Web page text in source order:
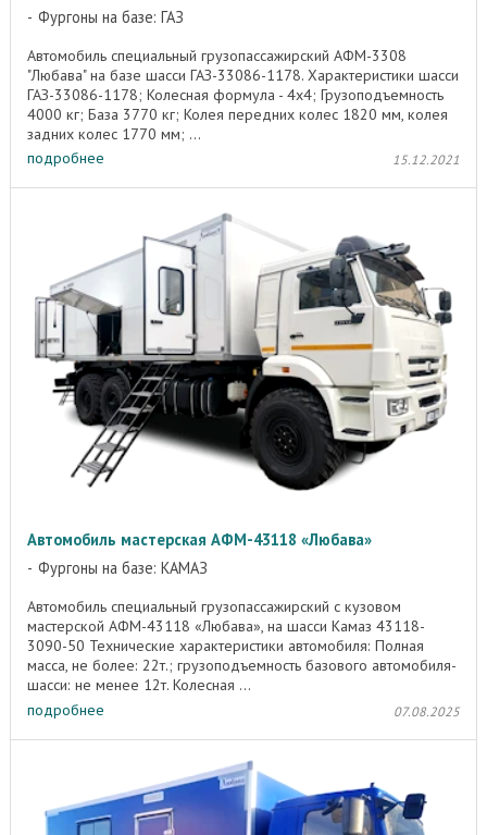
Фургоны на базе: ГАЗ
Автомобиль специальный грузопассажирский АФМ-3308
"Любава" на базе шасси ГАЗ-33086-1178. Характеристики шасси
ГАЗ-33086-1178; Колесная формула - 4х4; Грузоподъемность
4000 кг; База 3770 кг; Колея передних колес 1820 мм, колея
задних колес 1770 мм; ...
подробнее
15.12.2021
Автомобиль мастерская АФМ-43118 «Любава»
Фургоны на базе: КАМАЗ
Автомобиль специальный грузопассажирский с кузовом
мастерской АФМ-43118 «Любава», на шасси Камаз 43118-
3090-50 Технические характеристики автомобиля: Полная
масса, не более: 22т.; грузоподъемность базового автомобиля-
шасси: не менее 12т. Колесная ...
подробнее
07.08.2025